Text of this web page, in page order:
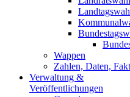
Wappen
Zahlen, Daten,
Verwaltung &
Veröffentlichungen